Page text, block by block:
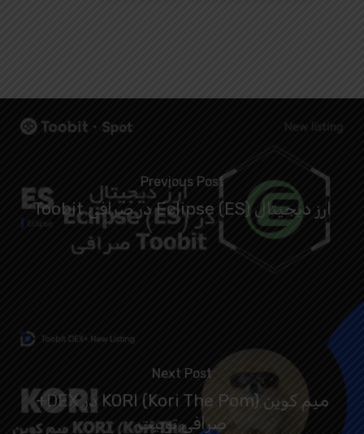
Previous Post
ارز دیجیتال Eclipse (ES) در صرافی Toobit
Next Post
میم کوین KORI (Kori The Pom) در DEX+
صرافی توبیت